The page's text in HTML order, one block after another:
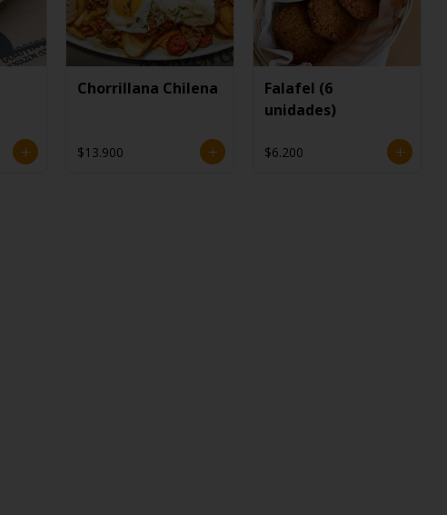
Chorrillana Chilena
$13.900
Falafel (6
unidades)
$6.200